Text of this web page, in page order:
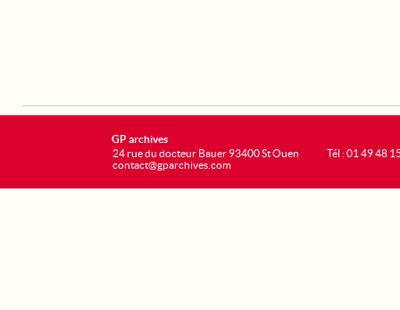
GP archives
24 rue du docteur Bauer 93400 St Ouen
contact@gparchives.com
Tél : 01 49 48